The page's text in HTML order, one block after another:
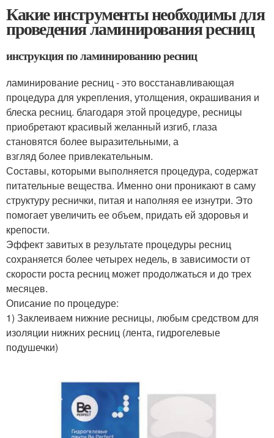
Какие инструменты необходимы для
проведения ламинирования ресниц
инструкция по ламинированию ресниц
ламинирование ресниц - это восстанавливающая
процедура для укрепления, утолщения, окрашивания и
блеска ресниц. благодаря этой процедуре, ресницы
приобретают красивый желанный изгиб, глаза
становятся более выразительными, а
взгляд более привлекательным.
Составы, которыми выполняется процедура, содержат
питательные вещества. Именно они проникают в саму
структуру реснички, питая и наполняя ее изнутри. Это
помогает увеличить ее объем, придать ей здоровья и
крепости.
Эффект завитых в результате процедуры ресниц
сохраняется более четырех недель, в зависимости от
скорости роста ресниц может продолжаться и до трех
месяцев.
Описание по процедуре:
1) Заклеиваем нижние ресницы, любым средством для
изоляции нижних ресниц (лента, гидрогелевые
подушечки)